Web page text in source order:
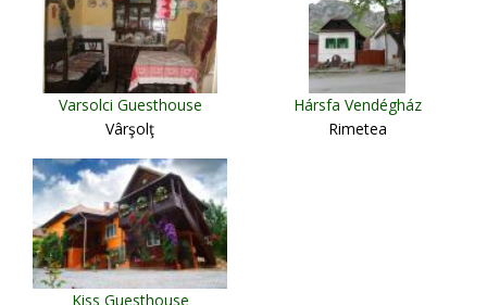
Varsolci Guesthouse
Vârşolţ
Hársfa Vendégház
Rimetea
Kiss Guesthouse